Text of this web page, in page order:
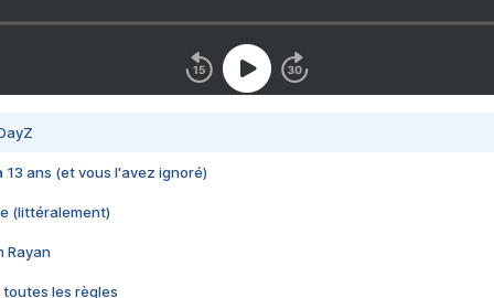
13 ans (et vous l'avez ignoré)
(littéralement)
Rayan
toutes les règles